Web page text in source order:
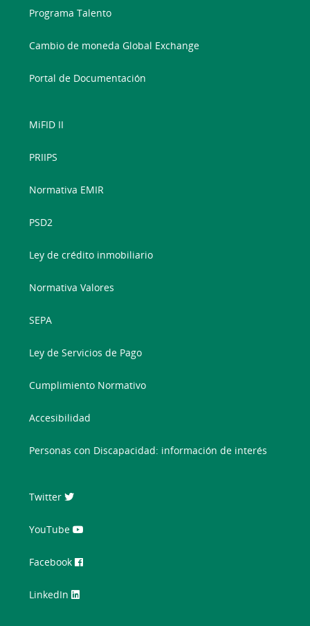
Programa Talento
Cambio de moneda Global Exchange
Portal de Documentación
MiFID II
PRIIPS
Normativa EMIR
PSD2
Ley de crédito inmobiliario
Normativa Valores
SEPA
Ley de Servicios de Pago
Cumplimiento Normativo
Accesibilidad
Personas con Discapacidad: información de interés
Twitter
YouTube
Facebook
LinkedIn